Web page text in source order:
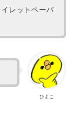
レットペーパ
ひよこ